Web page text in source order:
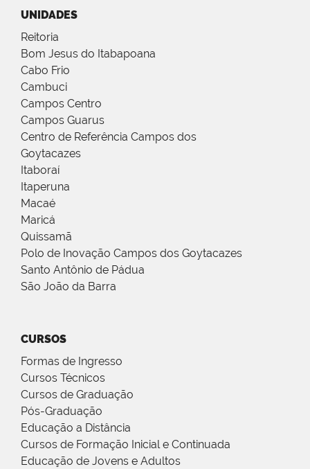
UNIDADES
Reitoria
Bom Jesus do Itabapoana
Cabo Frio
Cambuci
Campos Centro
Campos Guarus
Centro de Referência Campos dos
Goytacazes
Itaboraí
Itaperuna
Macaé
Maricá
Quissamã
Polo de Inovação Campos dos Goytacazes
Santo Antônio de Pádua
São João da Barra
CURSOS
Formas de Ingresso
Cursos Técnicos
Cursos de Graduação
Pós-Graduação
Educação a Distância
Cursos de Formação Inicial e Continuada
Educação de Jovens e Adultos